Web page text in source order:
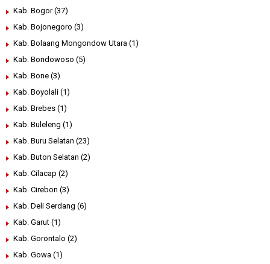
Kab. Bogor (37)
Kab. Bojonegoro (3)
Kab. Bolaang Mongondow Utara (1)
Kab. Bondowoso (5)
Kab. Bone (3)
Kab. Boyolali (1)
Kab. Brebes (1)
Kab. Buleleng (1)
Kab. Buru Selatan (23)
Kab. Buton Selatan (2)
Kab. Cilacap (2)
Kab. Cirebon (3)
Kab. Deli Serdang (6)
Kab. Garut (1)
Kab. Gorontalo (2)
Kab. Gowa (1)